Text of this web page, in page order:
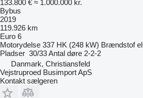
133.800 € ≈ 1.000.000 kr.
Bybus
2019
119.926 km
Euro 6
Motorydelse 337 HK (248 kW) Brændstof el
Pladser 30/33Antal døre 2-2-2
Danmark, Christiansfeld
Vejstruproed Busimport ApS
Kontakt sælgeren